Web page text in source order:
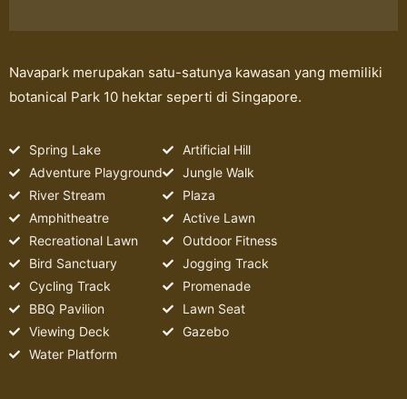
Navapark merupakan satu-satunya kawasan yang memiliki
botanical Park 10 hektar seperti di Singapore.
Spring Lake
Artificial Hill
Adventure Playground
Jungle Walk
River Stream
Plaza
Amphitheatre
Active Lawn
Recreational Lawn
Outdoor Fitness
Bird Sanctuary
Jogging Track
Cycling Track
Promenade
BBQ Pavilion
Lawn Seat
Viewing Deck
Gazebo
Water Platform